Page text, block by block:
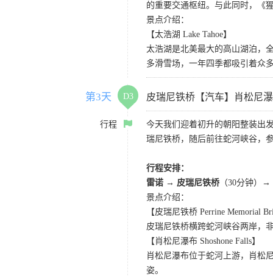
的重要交通枢纽。与此同时，《
景点介绍：
【太浩湖 Lake Tahoe】
太浩湖是北美最大的高山湖泊，
多滑雪场，一年四季都吸引着众
第3天 D3 皮瑞尼铁桥【汽车】肖松尼
行程
今天我们迎着初升的朝阳整装出
瑞尼铁桥，随后前往蛇河峡谷，
行程安排：
雷诺 → 皮瑞尼铁桥 （30分钟）
→
景点介绍：
【皮瑞尼铁桥 Perrine Memorial
皮瑞尼铁桥横跨蛇河峡谷两岸，
【肖松尼瀑布 Shoshone Falls】
肖松尼瀑布位于蛇河上游，肖松
姿。